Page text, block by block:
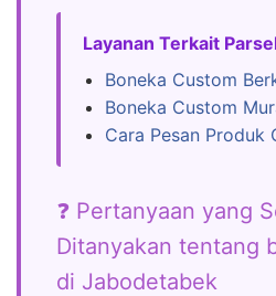
Layanan Terkait
Boneka Custom
Boneka Custom
Cara Pesan Produk
❓ Pertanyaan yang
Ditanyakan tentang
di Jabodetabek